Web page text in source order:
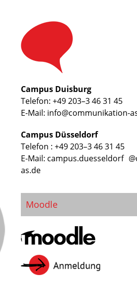
Campus Duisburg
Telefon: +49 203–3 46 31 45
E-Mail: info@communikation-
Campus Düsseldorf
Telefon : +49 203–3 46 31 45
E-Mail: campus.duesseldorf
as.de
Moodle